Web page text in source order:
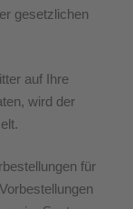
gesetzlichen
auf Ihre
wird der
für